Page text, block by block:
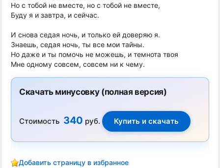
Но с тобой не вместе, но с тобой не вместе,
Буду я и завтра, и сейчас.
И снова седая ночь, и только ей доверяю я.
Знаешь, седая ночь, ты все мои тайны.
Но даже и ты помочь не можешь, и темнота твоя
Мне одному совсем, совсем ни к чему.
Скачать минусовку (полная версия)
Стоимость 340 руб.
Добавить страницу в избранное